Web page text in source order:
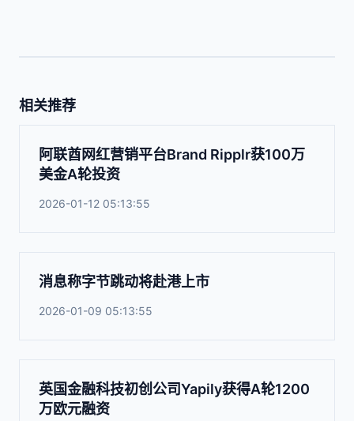
相关推荐
阿联酋网红营销平台Brand Ripplr获100万
美金A轮投资
2026-01-12 05:13:55
消息称字节跳动将赴港上市
2026-01-09 05:13:55
英国金融科技初创公司Yapily获得A轮1200
万欧元融资